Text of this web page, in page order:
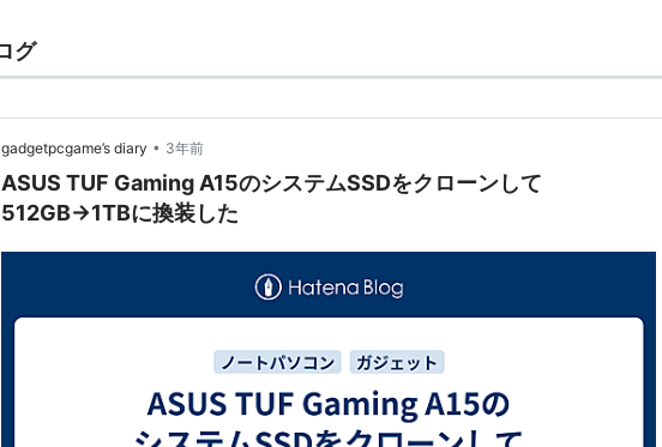
グ
gadgetpcgame’s diary • 3年前
ASUS TUF Gaming A15のシステムSSDをクローンして
512GB→1TBに換装した